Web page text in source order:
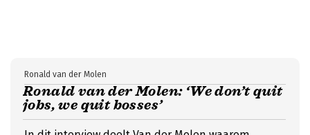
Ronald van der Molen: ‘We don’t quit
jobs, we quit bosses’
Ronald van der Molen